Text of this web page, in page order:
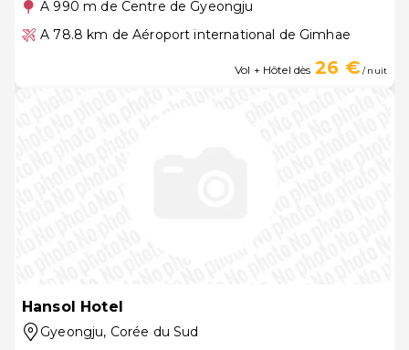
A 990 m de Centre de Gyeongju
A 78.8 km de Aéroport international de Gimhae
Vol + Hôtel dès 26 €/ nuit
Hansol Hotel
Gyeongju, Corée du Sud